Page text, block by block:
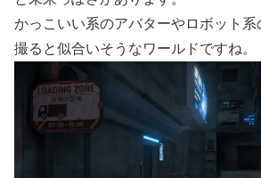
かっこいい系のアバターやロボット
撮ると似合いそうなワールドですね。